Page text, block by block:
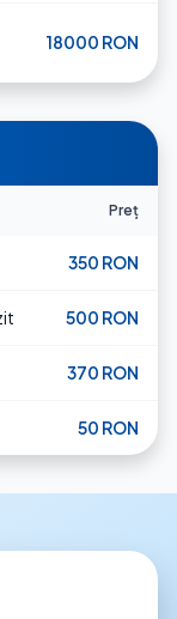
18000 RON
Preț
350 RON
500 RON
370 RON
50 RON